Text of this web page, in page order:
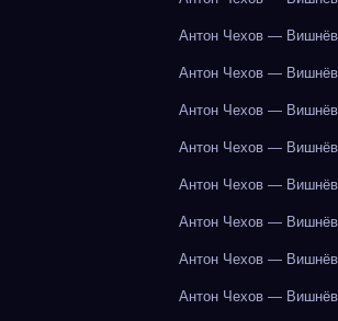
Антон Чехов —
Антон Чехов —
Антон Чехов —
Антон Чехов —
Антон Чехов —
Антон Чехов —
Антон Чехов —
Антон Чехов —